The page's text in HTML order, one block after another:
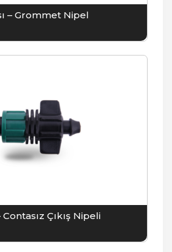
– Grommet Nipel
Contasız Çıkış Nipeli